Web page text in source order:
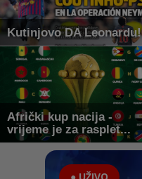
Kutinjovo DA Leonardu!
Afrički kup nacija -
vrijeme je za rasplet...
● UŽIVO